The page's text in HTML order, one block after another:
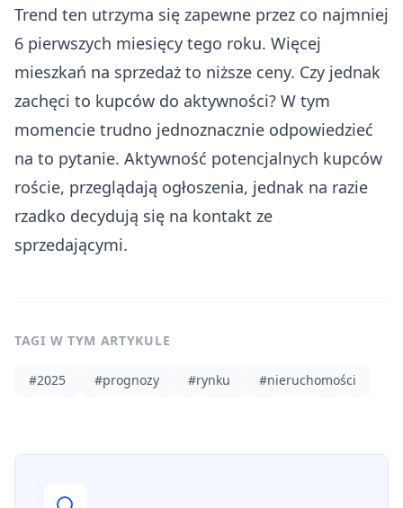
Trend ten utrzyma się zapewne przez co najmniej
6 pierwszych miesięcy tego roku. Więcej
mieszkań na sprzedaż to niższe ceny. Czy jednak
zachęci to kupców do aktywności? W tym
momencie trudno jednoznacznie odpowiedzieć
na to pytanie. Aktywność potencjalnych kupców
roście, przeglądają ogłoszenia, jednak na razie
rzadko decydują się na kontakt ze
sprzedającymi.
TAGI W TYM ARTYKULE
#2025 #prognozy #rynku #nieruchomości